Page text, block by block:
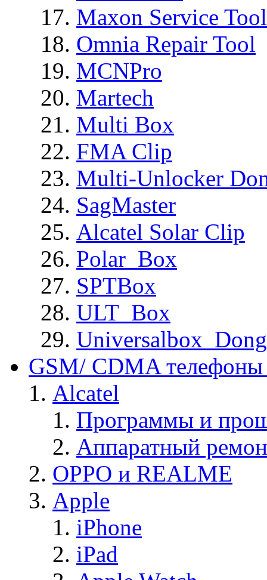
Maxon Service
Omnia Repair Tool
MCNPro
Martech
Multi Box
FMA Clip
Multi-Unlocker
SagMaster
Alcatel Solar Clip
Polar_Box
SPTBox
ULT_Box
GSM/ CDMA
Alcatel
Программы и
Аппаратный
OPPO и REALME
Apple
iPhone
iPad